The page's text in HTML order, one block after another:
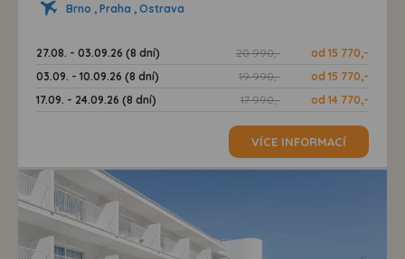
Brno , Praha , Ostrava
27.08. - 03.09.26 (8 dní) 20 990,-
od 15 770,-
03.09. - 10.09.26 (8 dní)
19 990,-
od 15 770,-
17.09. - 24.09.26 (8 dní)
17 990,- od 14 770,-
VÍCE INFORMACÍ